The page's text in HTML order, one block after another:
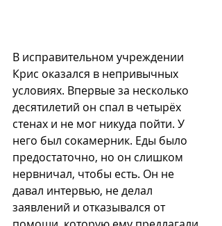
В исправительном учреждении
Крис оказался в непривычных
условиях. Впервые за несколько
десятилетий он спал в четырёх
стенах и не мог никуда пойти. У
него был сокамерник. Еды было
предостаточно, но он слишком
нервничал, чтобы есть. Он не
давал интервью, не делал
заявлений и отказывался от